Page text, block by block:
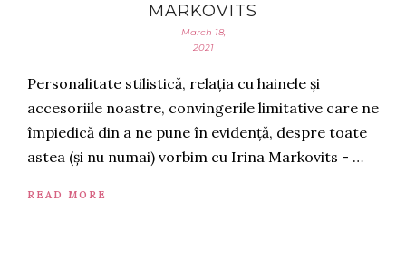
MARKOVITS
March 18,
2021
Personalitate stilistică, relația cu hainele și
accesoriile noastre, convingerile limitative care ne
împiedică din a ne pune în evidență, despre toate
astea (și nu numai) vorbim cu Irina Markovits - …
READ MORE